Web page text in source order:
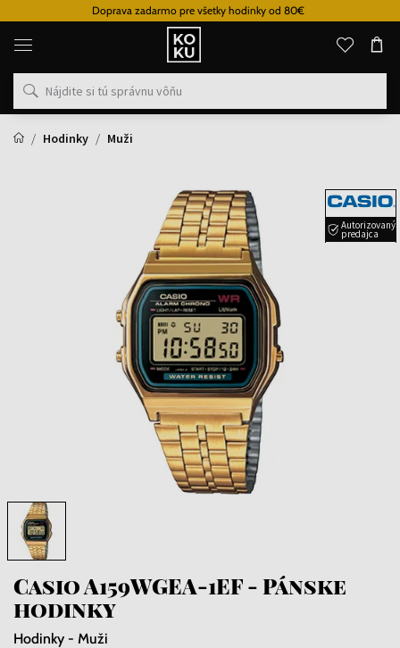
Doprava zadarmo pre všetky hodinky od 80€
Originálne
parfémy
hodinky
na
mieste
Hodinky
Muži
Autorizovaný
predajca
Casio A159WGEA-1EF - Pánske
hodinky
Hodinky - Muži